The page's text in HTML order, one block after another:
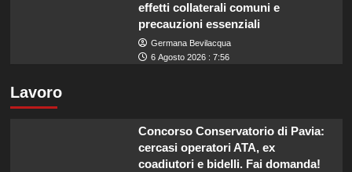
effetti collaterali comuni e
precauzioni essenziali
Germana Bevilacqua
6 Agosto 2026 : 7:56
Lavoro
Concorso Conservatorio di Pavia:
cercasi operatori ATA, ex
coadiutori e bidelli. Fai domanda!